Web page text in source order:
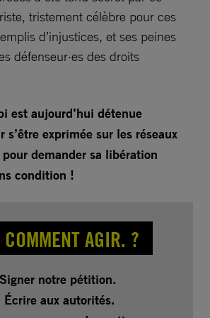
tristement célèbre pour ces
d’injustices, et ses peines
défenseur·es des droits
est aujourd’hui détenue
s’être exprimée sur les réseaux
demander sa libération
condition !
AGIR. ?
notre pétition.
Écrire aux autorités.